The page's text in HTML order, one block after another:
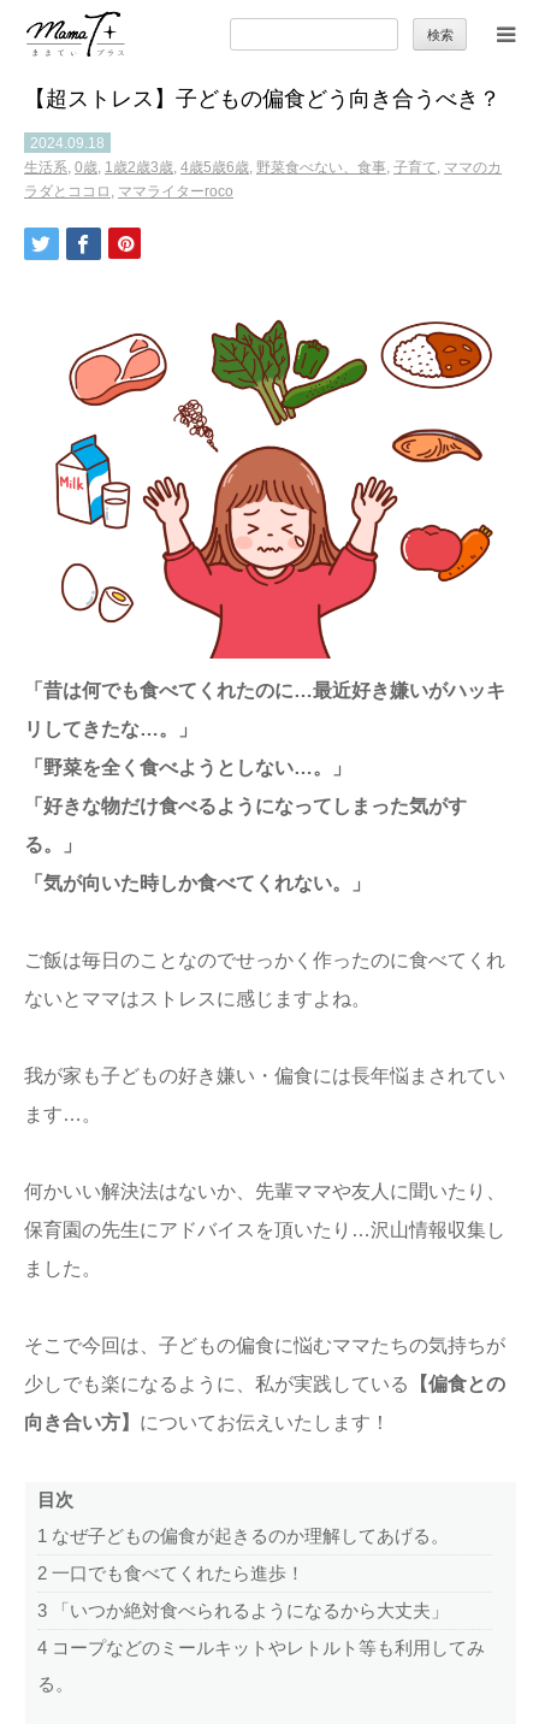
索:
【超ストレス】子どもの偏食どう向き合うべき？
2024.09.18
生活系, 0歳, 1歳2歳3歳, 4歳5歳6歳, 野菜食べない、食事, 子育て, ママのカ
ラダとココロ , ママライターroco
「昔は何でも食べてくれたのに…最近好き嫌いがハッキ
リしてきたな…。」
「野菜を全く食べようとしない…。」
「好きな物だけ食べるようになってしまった気がす
る。」
「気が向いた時しか食べてくれない。」
ご飯は毎日のことなのでせっかく作ったのに食べてくれ
ないとママはストレスに感じますよね。
我が家も子どもの好き嫌い・偏食には長年悩まされてい
ます…。
何かいい解決法はないか、先輩ママや友人に聞いたり、
保育園の先生にアドバイスを頂いたり…沢山情報収集し
ました。
そこで今回は、子どもの偏食に悩むママたちの気持ちが
少しでも楽になるように、私が実践している
【偏食との
向き合い方】 についてお伝えいたします！
目次
1 なぜ子どもの偏食が起きるのか理解してあげる。
2 一口でも食べてくれたら進歩！
3 「いつか絶対食べられるようになるから大丈夫」
4 コープなどのミールキットやレトルト等も利用してみ
る。
トップ
ママのカラダとココロ
セカンドキャリア
子育て
季節の行事やお出かけ
特集
ままてぃ編集部